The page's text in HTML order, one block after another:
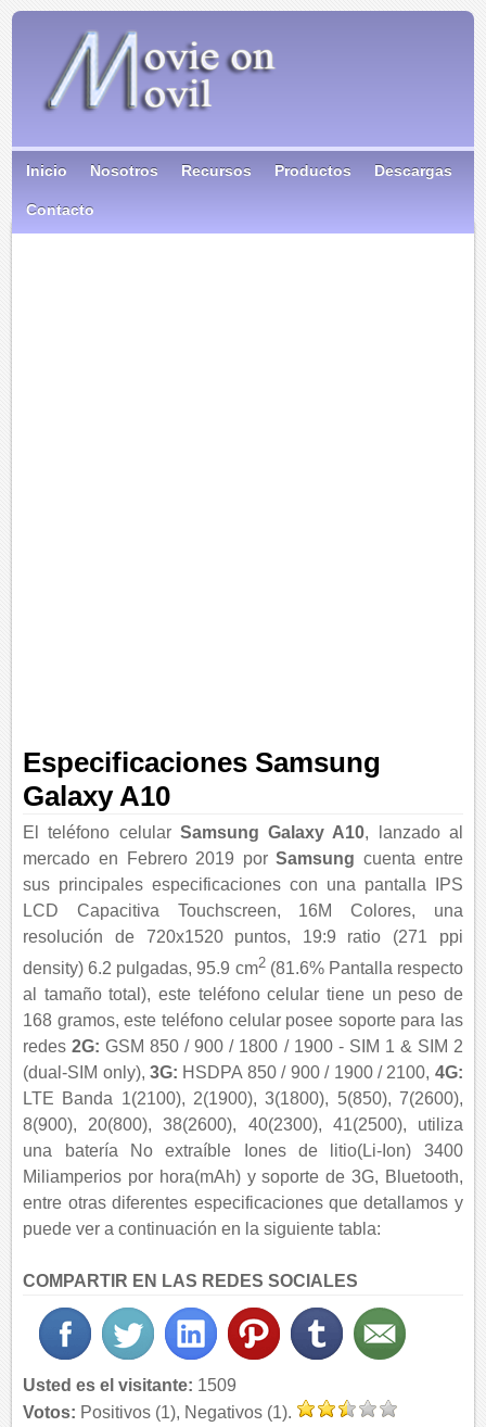
Inicio Nosotros Recursos Productos Descargas
Contacto
Especificaciones Samsung
Galaxy A10
El teléfono celular Samsung Galaxy A10, lanzado al
mercado en Febrero 2019 porSamsung cuenta entre
sus principales especificaciones con una pantalla IPS
LCD Capacitiva Touchscreen, 16M Colores, una
resolución de 720x1520 puntos, 19:9 ratio (271 ppi
density) 6.2 pulgadas, 95.9 cm2(81.6% Pantalla respecto
al tamaño total), este teléfono celular tiene un peso de
168 gramos, este teléfono celular posee soporte para las
redes2G: GSM 850 / 900 / 1800 / 1900 - SIM 1 & SIM 2
(dual-SIM only),3G: HSDPA 850 / 900 / 1900 / 2100, 4G:
LTE Banda 1(2100), 2(1900), 3(1800), 5(850), 7(2600),
8(900), 20(800), 38(2600), 40(2300), 41(2500), utiliza
una batería No extraíble Iones de litio(Li-Ion) 3400
Miliamperios por hora(mAh) y soporte de 3G, Bluetooth,
entre otras diferentes especificaciones que detallamos y
puede ver a continuación en la siguiente tabla:
COMPARTIR EN LAS REDES SOCIALES
Usted es el visitante: 1509
Votos: Positivos (1), Negativos (1).